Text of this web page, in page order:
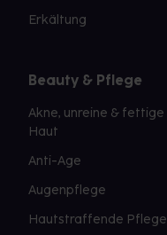
Erkältung
Beauty & Pflege
Akne, unreine & fettige
Haut
Anti-Age
Augenpflege
Hautstraffende Pflege